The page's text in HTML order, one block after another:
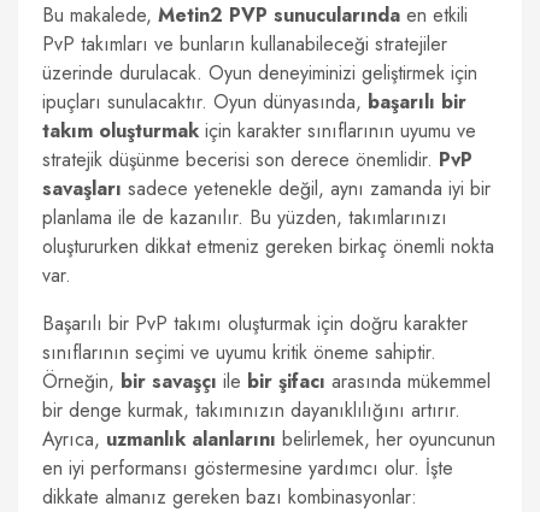
Bu makalede, Metin2 PVP sunucularında en etkili
PvP takımları ve bunların kullanabileceği stratejiler
üzerinde durulacak. Oyun deneyiminizi geliştirmek için
ipuçları sunulacaktır. Oyun dünyasında, başarılı bir
takım oluşturmak için karakter sınıflarının uyumu ve
stratejik düşünme becerisi son derece önemlidir. PvP
savaşları sadece yetenekle değil, aynı zamanda iyi bir
planlama ile de kazanılır. Bu yüzden, takımlarınızı
oluştururken dikkat etmeniz gereken birkaç önemli nokta
var.
Başarılı bir PvP takımı oluşturmak için doğru karakter
sınıflarının seçimi ve uyumu kritik öneme sahiptir.
Örneğin, bir savaşçı ile bir şifacı arasında mükemmel
bir denge kurmak, takımınızın dayanıklılığını artırır.
Ayrıca, uzmanlık alanlarını belirlemek, her oyuncunun
en iyi performansı göstermesine yardımcı olur. İşte
dikkate almanız gereken bazı kombinasyonlar: